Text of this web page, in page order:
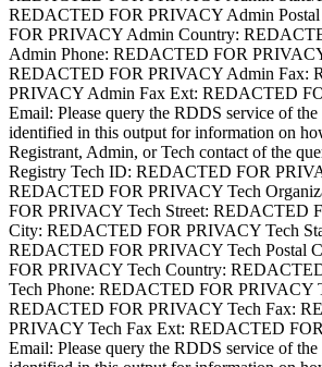
REDACTED FOR PRIVACY Admin
FOR PRIVACY Admin Country:
Admin Phone: REDACTED FOR
REDACTED FOR PRIVACY Admin Fax:
PRIVACY Admin Fax Ext: REDACTED
Email: Please query the RDDS service of
identified in this output for information on
Registrant, Admin, or Tech contact of the
Registry Tech ID: REDACTED FOR
REDACTED FOR PRIVACY Tech
FOR PRIVACY Tech Street: REDACTED
City: REDACTED FOR PRIVACY Tech
REDACTED FOR PRIVACY Tech Postal
FOR PRIVACY Tech Country:
Tech Phone: REDACTED FOR PRIVACY
REDACTED FOR PRIVACY Tech Fax:
PRIVACY Tech Fax Ext: REDACTED
Email: Please query the RDDS service of